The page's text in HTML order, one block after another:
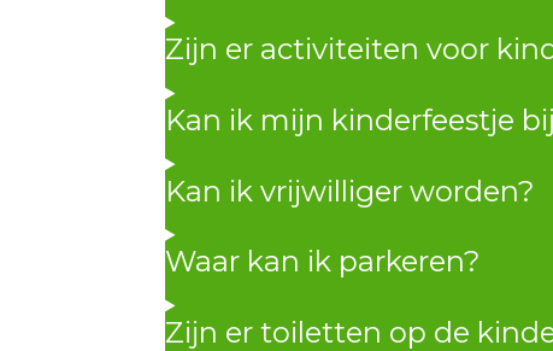
Zijn er activiteiten voor
Kan ik mijn kinderfeestje
Kan ik vrijwilliger worden?
Waar kan ik parkeren?
Zijn er toiletten op de